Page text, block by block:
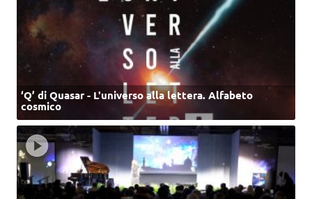
‘Q’ di Quasar - L'universo alla lettera. Alfabeto
cosmico